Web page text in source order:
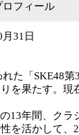
フィール
31日
た「SKE48
を果たす。現
13年間、クラ
を活かして、